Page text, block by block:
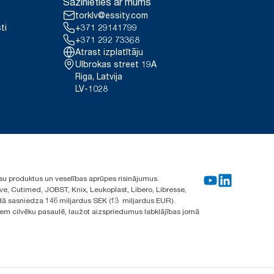
torklv@essity.com
+371 29141799
+371 292 73368
Atrast izplatītāju
Ulbrokas street 19A
Riga, Latvija
LV-1028
produktus un veselības aprūpes risinājumus.
Cutimed, JOBST, Knix, Leukoplast, Libero, Libresse,
sasniedza 146 miljardus SEK (13 miljardus EUR).
cilvēku pasaulē, laužot aizspriedumus labklājības jomā